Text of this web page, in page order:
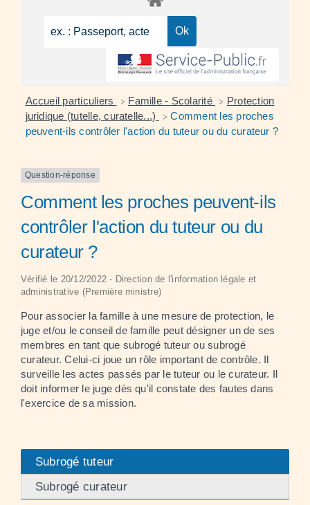
Accueil particuliers > Famille - Scolarité > Protection
juridique (tutelle, curatelle...)
> Comment les proches
peuvent-ils contrôler l'action du tuteur ou du curateur ?
Question-réponse
Comment les proches peuvent-ils
contrôler l'action du tuteur ou du
curateur ?
Vérifié le 20/12/2022 - Direction de l'information légale et
administrative (Première ministre)
Pour associer la famille à une mesure de protection, le
juge et/ou le conseil de famille peut désigner un de ses
membres en tant que subrogé tuteur ou subrogé
curateur. Celui-ci joue un rôle important de contrôle. Il
surveille les actes passés par le tuteur ou le curateur. Il
doit informer le juge dès qu'il constate des fautes dans
l'exercice de sa mission.
Subrogé tuteur
Subrogé curateur